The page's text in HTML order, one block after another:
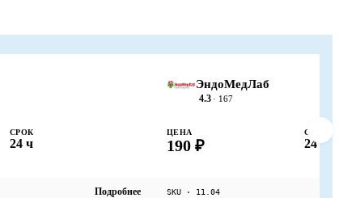
СРОК
24 ч
Подробнее
ЭндоМедЛаб
4.3 · 167
ЦЕНА
190 ₽
СРОК
24 ч
SKU · 11.04